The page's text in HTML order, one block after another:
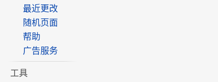
最近更改
随机页面
帮助
广告服务
工具